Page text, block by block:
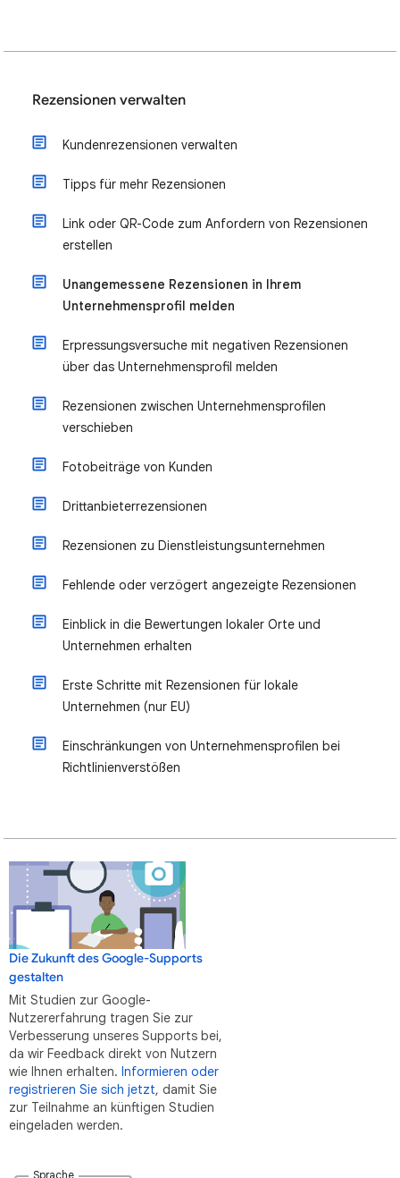
Rezensionen verwalten
Kundenrezensionen verwalten
Tipps für mehr Rezensionen
Link oder QR-Code zum Anfordern von Rezensionen
erstellen
Unangemessene Rezensionen in Ihrem
Unternehmensprofil melden
Erpressungsversuche mit negativen Rezensionen
über das Unternehmensprofil melden
Rezensionen zwischen Unternehmensprofilen
verschieben
Fotobeiträge von Kunden
Drittanbieterrezensionen
Rezensionen zu Dienstleistungsunternehmen
Fehlende oder verzögert angezeigte Rezensionen
Einblick in die Bewertungen lokaler Orte und
Unternehmen erhalten
Erste Schritte mit Rezensionen für lokale
Unternehmen (nur EU)
Einschränkungen von Unternehmensprofilen bei
Richtlinienverstößen
Die Zukunft des Google-Supports
gestalten
Mit Studien zur Google-
Nutzererfahrung tragen Sie zur
Verbesserung unseres Supports bei,
da wir Feedback direkt von Nutzern
wie Ihnen erhalten. Informieren oder
registrieren Sie sich jetzt, damit Sie
zur Teilnahme an künftigen Studien
eingeladen werden.
Sprache